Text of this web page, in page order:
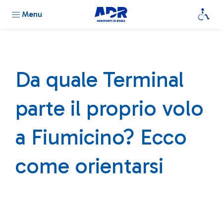
Menu
Da quale Terminal
parte il proprio volo
a Fiumicino? Ecco
come orientarsi